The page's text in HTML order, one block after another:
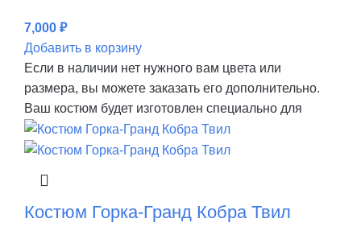
7,000 ₽
Добавить в корзину
Если в наличии нет нужного вам цвета или
размера, вы можете заказать его дополнительно.
Ваш костюм будет изготовлен специально для
Костюм Горка-Гранд Кобра Твил